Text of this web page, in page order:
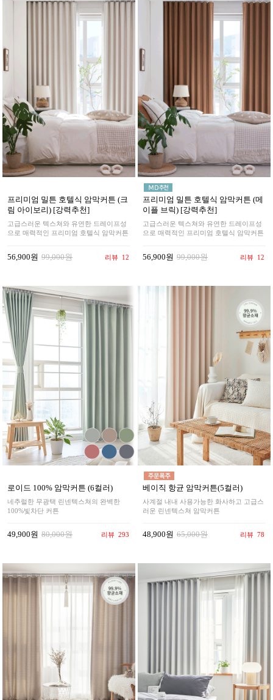
프리미엄 밀튼 호텔식 암막커튼 (크
림 아이보리) [강력추천]
고급스러운 텍스쳐와 유연한 드레이프성
으로 매력적인 프리미엄 호텔식 암막커튼
56,900원 99,000원 리뷰 12
프리미엄 밀튼 호텔식 암막커튼 (메
이플 브릭) [강력추천]
고급스러운 텍스쳐와 유연한 드레이프성
으로 매력적인 프리미엄 호텔식 암막커튼
56,900원 99,000원 리뷰 12
로이드 100% 암막커튼 (6컬러)
네추럴한 무광택 린넨텍스쳐의 완벽한
100%빛차단 커튼
49,900원 80,000원 리뷰 293
베이직 항균 암막커튼(5컬러)
사계절 내내 사용가능한 화사하고 고급스
러운 린넨텍스쳐 암막커튼
48,900원 65,000원 리뷰 78